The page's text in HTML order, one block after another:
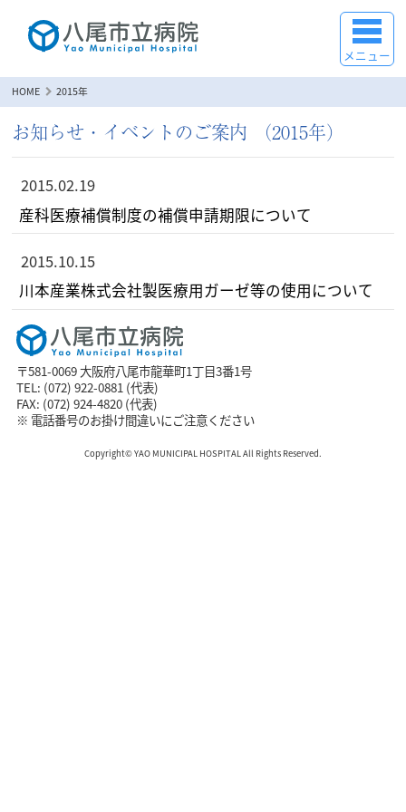
メニュー
HOME 2015年
お知らせ・イベントのご案内 （2015年）
2015.02.19
産科医療補償制度の補償申請期限について
2015.10.15
川本産業株式会社製医療用ガーゼ等の使用について
〒581-0069 大阪府八尾市龍華町1丁目3番1号
TEL: (072) 922-0881 (代表)
FAX: (072) 924-4820 (代表)
※ 電話番号のお掛け間違いにご注意ください
Copyright© YAO MUNICIPAL HOSPITAL All Rights Reserved.